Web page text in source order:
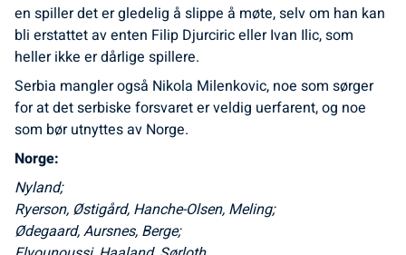
en spiller det er gledelig å slippe å møte, selv om han kan
bli erstattet av enten Filip Djurciric eller Ivan Ilic, som
heller ikke er dårlige spillere.
Serbia mangler også Nikola Milenkovic, noe som sørger
for at det serbiske forsvaret er veldig uerfarent, og noe
som bør utnyttes av Norge.
Norge:
Nyland;
Ryerson, Østigård, Hanche-Olsen, Meling;
Ødegaard, Aursnes, Berge;